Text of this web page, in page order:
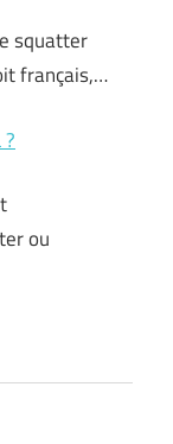
squatter
français,…
ou